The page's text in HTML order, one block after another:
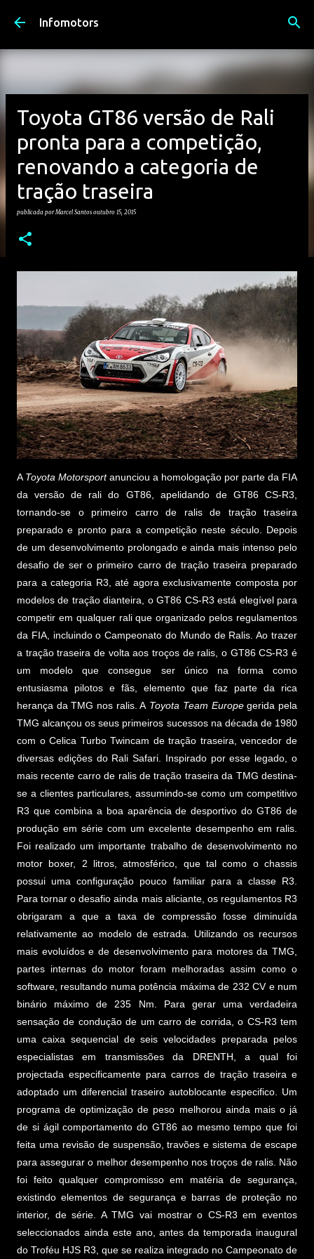
Avançar para o conteúdo principal
Infomotors
Toyota GT86 versão de Rali
pronta para a competição,
renovando a categoria de
tração traseira
publicada porMarcel Santos outubro 15, 2015
A Toyota Motorsportanunciou a homologação por parte da FIA
da versão de rali do GT86, apelidando de GT86 CS-R3,
tornando-se o primeiro carro de ralis de tração traseira
preparado e pronto para a competição neste século. Depois
de um desenvolvimento prolongado e ainda mais intenso pelo
desafio de ser o primeiro carro de tração traseira preparado
para a categoria R3, até agora exclusivamente composta por
modelos de tração dianteira, o GT86 CS-R3 está elegível para
competir em qualquer rali que organizado pelos regulamentos
da FIA, incluindo o Campeonato do Mundo de Ralis. Ao trazer
a tração traseira de volta aos troços de ralis, o GT86 CS-R3 é
um modelo que consegue ser único na forma como
entusiasma pilotos e fãs, elemento que faz parte da rica
herança da TMG nos ralis. A Toyota Team Europegerida pela
TMG alcançou os seus primeiros sucessos na década de 1980
com o Celica Turbo Twincam de tração traseira, vencedor de
diversas edições do Rali Safari. Inspirado por esse legado, o
mais recente carro de ralis de tração traseira da TMG destina-
se a clientes particulares, assumindo-se como um competitivo
R3 que combina a boa aparência de desportivo do GT86 de
produção em série com um excelente desempenho em ralis.
Foi realizado um importante trabalho de desenvolvimento no
motor boxer, 2 litros, atmosférico, que tal como o chassis
possui uma configuração pouco familiar para a classe R3.
Para tornar o desafio ainda mais aliciante, os regulamentos R3
obrigaram a que a taxa de compressão fosse diminuída
relativamente ao modelo de estrada. Utilizando os recursos
mais evoluídos e de desenvolvimento para motores da TMG,
partes internas do motor foram melhoradas assim como o
software, resultando numa potência máxima de 232 CV e num
binário máximo de 235 Nm. Para gerar uma verdadeira
sensação de condução de um carro de corrida, o CS-R3 tem
uma caixa sequencial de seis velocidades preparada pelos
especialistas em transmissões da DRENTH, a qual foi
projectada especificamente para carros de tração traseira e
adoptado um diferencial traseiro autoblocante especifico. Um
programa de optimização de peso melhorou ainda mais o já
de si ágil comportamento do GT86 ao mesmo tempo que foi
feita uma revisão de suspensão, travões e sistema de escape
para assegurar o melhor desempenho nos troços de ralis. Não
foi feito qualquer compromisso em matéria de segurança,
existindo elementos de segurança e barras de proteção no
interior, de série. A TMG vai mostrar o CS-R3 em eventos
seleccionados ainda este ano, antes da temporada inaugural
do Troféu HJS R3, que se realiza integrado no Campeonato de